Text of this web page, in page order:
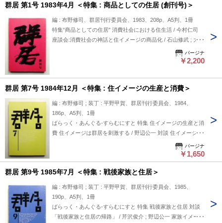
Peavey)/
Valley. Attu
and Kiska.
(Edward M.
Taunton)
イメージ・スケッチ / 伊東豊雄 オヤジはポマード屋だった 東
HPUニュース 日本の住宅=町づくりの方法-再、再び秋田へ…
⑮/ 大野勝彦 住宅設計潭 バリ島紀行 / 渡辺豊和 町づくりネッ
利 壱ディベロッパーからの報告⑨ / 斉藤年明 気多浜通信/オラ
群居 第1号 1983年4月 ＜特集 : 商品としての住居 (創刊号)＞
編 : 布野修司、群居刊行委員会、1983、208p、A5判、1冊
特集“商品としての住居" 消費社会における住生活 / 今村仁司
座談会:消費社会の神話と住イメージの商品化 / 石山修武 ; 大野
勝彦 ; 布野修司 ; 渡辺豊和 商品化住宅グラフティー 容器から
こぼれ落ちる夢 住宅企業の文化戦略 / 野辺公一 工業化住宅の
ゲーム-ローン無限地獄- / 松葉一清 アブダビノート / 坂東通世
保守化する建築イデオロギー / 石山修武 DIAとHPU 成城の喫
こへ / 仲倉眉子 群居考現行 ACTION REPORTあるき・乱打夢
岡山県住宅安定協会活動レポート / HPU ; 大塚実 日本の住宅=
町づくりの方法②-地域型木造住宅研究 / 大野勝彦 クラ考覚書 /
野修司 ロディアの塔-大工・工務店のオヤジさん職人さんへ /
石山修武
パージナ
￥2,200
群居 第7号 1984年12月 ＜特集 : 住イメージの生産と消費＞
編 : 布野修司 ; 装丁 : 平野甲賀、群居刊行委員会、1984、
186p、A5判、1冊
ばらっく・あんぐる-すらむにすと 特集 住イメージの生産と消
費 住イメージは群居を刺激する / 野辺公一 対談 住イメージの
流通 / 植田実 ; 石山修武 夢・イメージ・固定観念 誰が住イメ
ージを仕掛けるのか / 松岡克信 住宅関連情報誌総まくり / 本浦
千代吉 ちょっと休漫画 / 裕美えこ 住居の記号論③ / A・K・バ
イブーリン ; 坂内徳明 建築はなぜ四角になったか-エスノアー
パージナ
￥1,650
群居 第9号 1985年7月 ＜特集 : 戦後家族と住居＞
編 : 布野修司 ; 装丁 : 平野甲賀、群居刊行委員会、1985、
190p、A5判、1冊
ばらっく・あんぐる-すらむにすと 特集 戦後家族と住居 対談
「戦後家族と住居の帰路」 / 芹沢俊介 ; 野辺公一 家族イメージ